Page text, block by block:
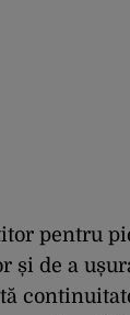
pentru
și de a